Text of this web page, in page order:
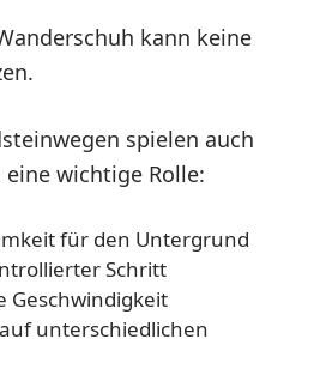
kann keine
spielen auch
wichtige Rolle:
für den Untergrund
Schritt
Geschwindigkeit
unterschiedlichen